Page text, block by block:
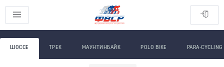
ШОССЕ ТРЕК МАУНТИНБАЙК POLO BIKE PARA-CYCLING